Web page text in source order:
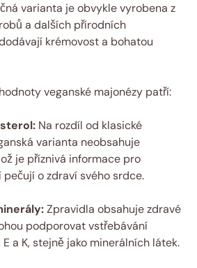
varianta je obvykle vyrobena z
a dalších přírodních
krémovost a bohatou
veganské majonézy patří:
Na rozdíl od klasické
varianta neobsahuje
je příznivá informace pro
pečují o zdraví svého srdce.
Zpravidla obsahuje zdravé
podporovat vstřebávání
E a K, stejně jako minerálních látek.